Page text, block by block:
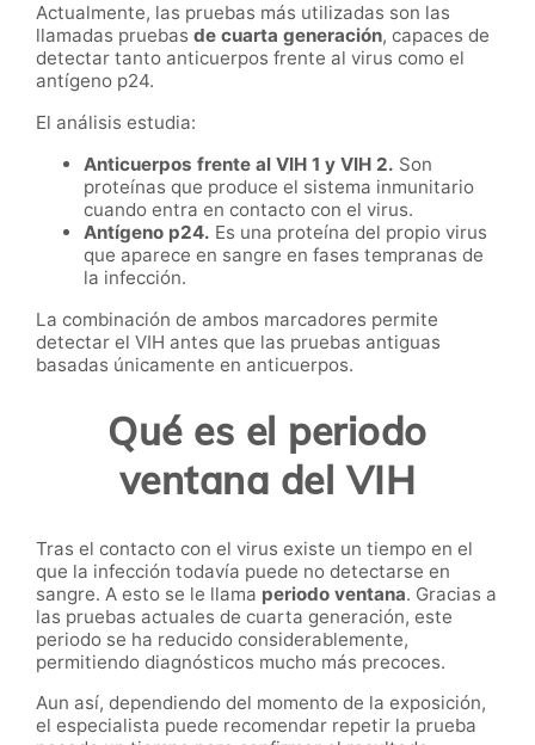
Actualmente, las pruebas más utilizadas son las
llamadas pruebas de cuarta generación, capaces de
detectar tanto anticuerpos frente al virus como el
antígeno p24.
El análisis estudia:
Anticuerpos frente al VIH 1 y VIH 2. Son
proteínas que produce el sistema inmunitario
cuando entra en contacto con el virus.
Antígeno p24. Es una proteína del propio virus
que aparece en sangre en fases tempranas de
la infección.
La combinación de ambos marcadores permite
detectar el VIH antes que las pruebas antiguas
basadas únicamente en anticuerpos.
Qué es el periodo
ventana del VIH
Tras el contacto con el virus existe un tiempo en el
que la infección todavía puede no detectarse en
sangre. A esto se le llama periodo ventana. Gracias a
las pruebas actuales de cuarta generación, este
periodo se ha reducido considerablemente,
permitiendo diagnósticos mucho más precoces.
Aun así, dependiendo del momento de la exposición,
el especialista puede recomendar repetir la prueba